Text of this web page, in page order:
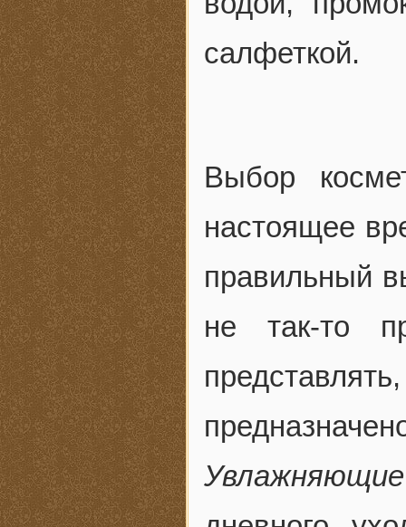
салфеткой.
Выбор
настоящее
правильный
не так-то